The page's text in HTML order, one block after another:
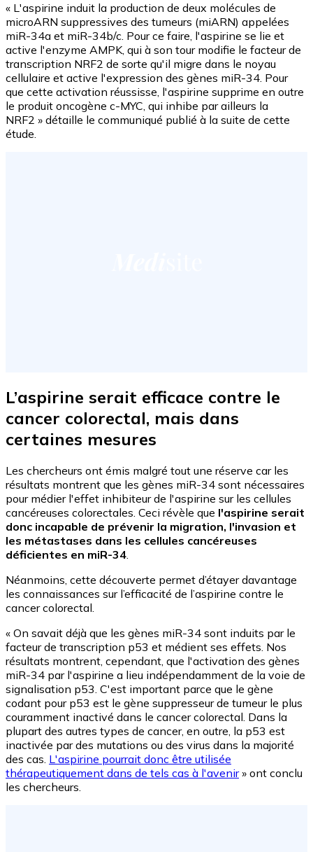
« L'aspirine induit la production de deux molécules de
microARN suppressives des tumeurs (miARN) appelées
miR-34a et miR-34b/c. Pour ce faire, l'aspirine se lie et
active l'enzyme AMPK, qui à son tour modifie le facteur de
transcription NRF2 de sorte qu'il migre dans le noyau
cellulaire et active l'expression des gènes miR-34. Pour
que cette activation réussisse, l'aspirine supprime en outre
le produit oncogène c-MYC, qui inhibe par ailleurs la
NRF2 » détaille le communiqué publié à la suite de cette
étude.
L’aspirine serait efficace contre le
cancer colorectal, mais dans
certaines mesures
Les chercheurs ont émis malgré tout une réserve car les
résultats montrent que les gènes miR-34 sont nécessaires
pour médier l'effet inhibiteur de l'aspirine sur les cellules
cancéreuses colorectales. Ceci révèle que l'aspirine serait
donc incapable de prévenir la migration, l'invasion et
les métastases dans les cellules cancéreuses
déficientes en miR-34
Néanmoins, cette découverte permet d’étayer davantage
les connaissances sur l’efficacité de l’aspirine contre le
cancer colorectal.
« On savait déjà que les gènes miR-34 sont induits par le
facteur de transcription p53 et médient ses effets. Nos
résultats montrent, cependant, que l'activation des gènes
miR-34 par l'aspirine a lieu indépendamment de la voie de
signalisation p53. C'est important parce que le gène
codant pour p53 est le gène suppresseur de tumeur le plus
couramment inactivé dans le cancer colorectal. Dans la
plupart des autres types de cancer, en outre, la p53 est
inactivée par des mutations ou des virus dans la majorité
des cas. L'aspirine pourrait donc être utilisée
thérapeutiquement dans de tels cas à l'avenir» ont conclu
les chercheurs.